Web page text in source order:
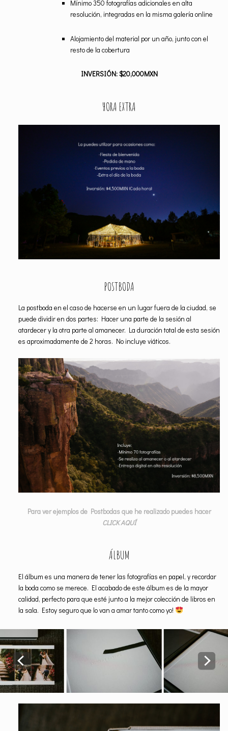
Mínimo 350 fotografías adicionales en alta
resolución, integradas en la misma galería online
Alojamiento del material por un año, junto con el
resto de la cobertura
INVERSIÓN: $20,000MXN
HORA EXTRA
POSTBODA
La postboda en el caso de hacerse en un lugar fuera de la ciudad, se
puede dividir en dos partes: Hacer una parte de la sesión al
atardecer y la otra parte al amanecer. La duración total de esta sesión
es aproximadamente de 2 horas. No incluye viáticos.
Para ver ejemplos de Postbodas que he realizado puedes hacer
CLICK AQUÍ
ÁLBUM
El álbum es una manera de tener las fotografías en papel, y recordar
la boda como se merece. El acabado de este álbum es de la mayor
calidad, perfecto para que esté junto a la mejor colección de libros en
la sala. Estoy seguro que lo van a amar tanto como yo!